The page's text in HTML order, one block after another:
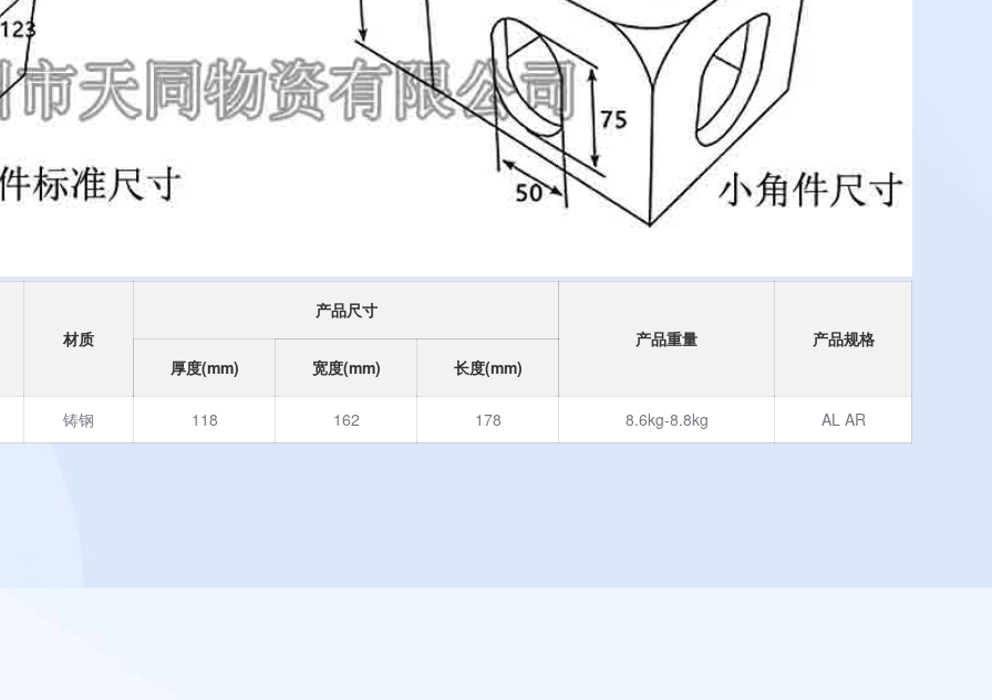
材质
产品尺寸
产品重量
产品规格
厚度(mm)
宽度(mm) 长度(mm)
铸钢 118 162 178 8.6kg-8.8kg AL AR